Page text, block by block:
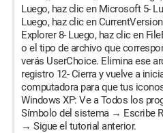
Luego, haz clic en Microsoft 5-
Luego, haz clic en
Explorer 8- Luego, haz clic en
o el tipo de archivo que
verás UserChoice. Elimina ese
registro 12- Cierra y vuelve a
computadora para que tus
Windows XP: Ve a Todos los
Símbolo del sistema → Escribe
→ Sigue el tutorial anterior.